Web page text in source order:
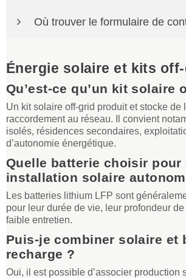
contact@a2tdistributions.com.
Où trouver le formulaire de
Accéder au formulaire de
Énergie solaire et kits
Qu’est-ce qu’un kit solaire
Un kit solaire off-grid produit et stocke de
raccordement au réseau. Il convient
isolés, résidences secondaires,
d’autonomie énergétique.
Quelle batterie choisir pour
installation solaire
Les batteries lithium LFP sont
pour leur durée de vie, leur profondeur
faible entretien.
Puis-je combiner solaire et
recharge ?
Oui, il est possible d’associer production